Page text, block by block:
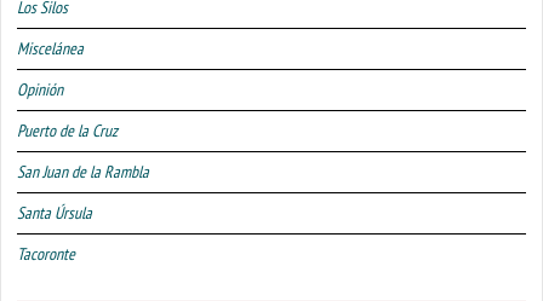
Los Silos
Miscelánea
Opinión
Puerto de la Cruz
San Juan de la Rambla
Santa Úrsula
Tacoronte